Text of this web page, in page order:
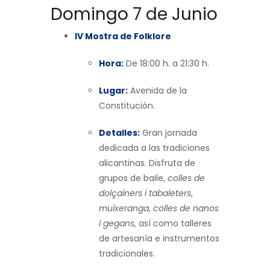
Domingo 7 de Junio
IV Mostra de Folklore
Hora: De 18:00 h. a 21:30 h.
Lugar: Avenida de la
Constitución.
Detalles: Gran jornada
dedicada a las tradiciones
alicantinas. Disfruta de
grupos de baile, colles de
dolçainers i tabaleters,
muixeranga, colles de nanos
i gegans, así como talleres
de artesanía e instrumentos
tradicionales.